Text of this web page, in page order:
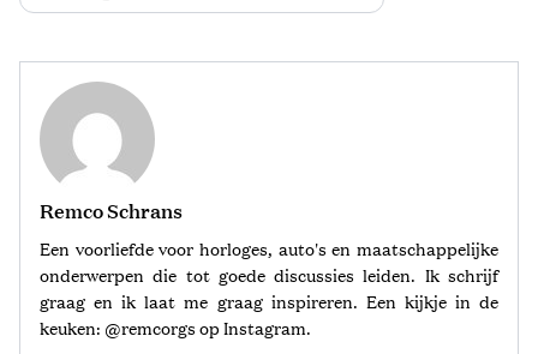
Remco Schrans
Een voorliefde voor horloges, auto's en maatschappelijke
onderwerpen die tot goede discussies leiden. Ik schrijf
graag en ik laat me graag inspireren. Een kijkje in de
keuken: @remcorgs op Instagram.